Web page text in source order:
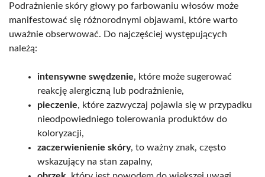
Podrażnienie skóry głowy po farbowaniu włosów może
manifestować się różnorodnymi objawami, które warto
uważnie obserwować. Do najczęściej występujących
należą:
intensywne swędzenie, które może sugerować
reakcję alergiczną lub podrażnienie,
pieczenie, które zazwyczaj pojawia się w przypadku
nieodpowiedniego tolerowania produktów do
koloryzacji,
zaczerwienienie skóry, to ważny znak, często
wskazujący na stan zapalny,